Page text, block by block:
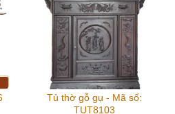
Tủ thờ gỗ gụ - Mã số:
TUT8103